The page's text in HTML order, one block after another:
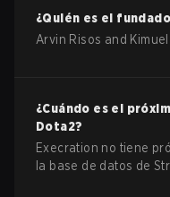
¿Quién es el
Arvin Risos and
¿Cuándo es el
Dota2?
Execration no tiene
la base de datos de